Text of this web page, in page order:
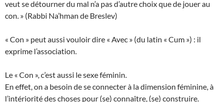
veut se détourner du mal n’a pas d’autre choix que de jouer au
con. » (Rabbi Na’hman de Breslev)
« Con » peut aussi vouloir dire « Avec » (du latin « Cum ») : il
exprime l’association.
Le « Con », c’est aussi le sexe féminin.
En effet, on a besoin de se connecter à la dimension féminine, à
l’intériorité des choses pour (se) connaître, (se) construire.